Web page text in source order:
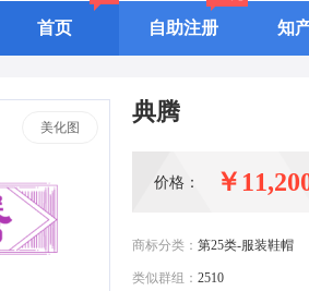
首页 自助注册 知
美化图
典腾
价格： ￥
商标分类： 第25类-服装鞋帽
类似群组： 2510